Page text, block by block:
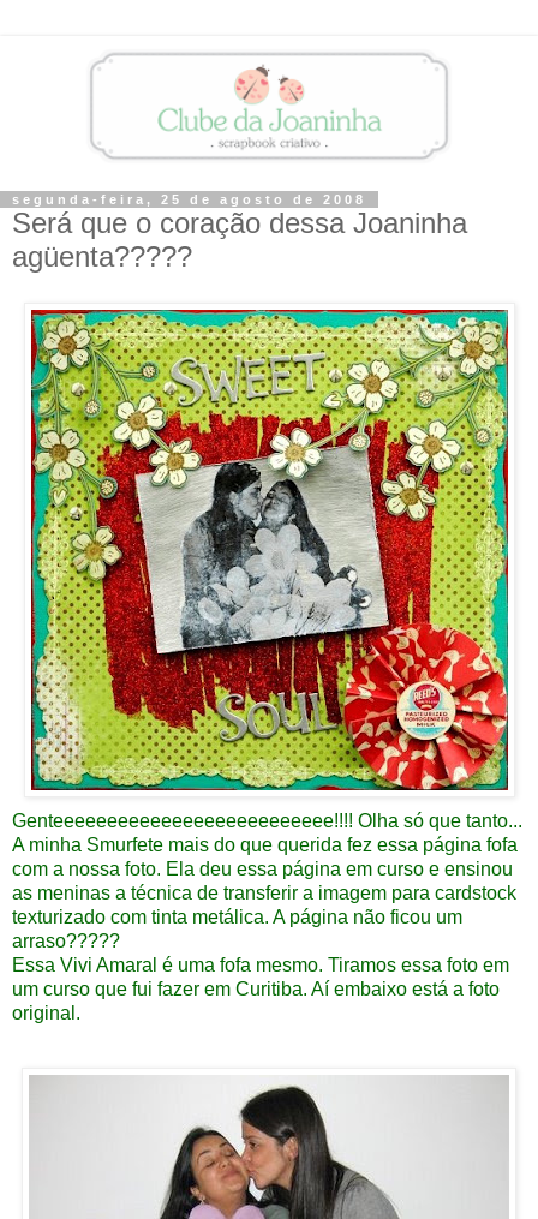
segunda-feira, 25 de agosto de 2008
Será que o coração dessa Joaninha
agüenta?????
Genteeeeeeeeeeeeeeeeeeeeeeeeee!!!! Olha só que tanto...
A minha Smurfete mais do que querida fez essa página fofa
com a nossa foto. Ela deu essa página em curso e ensinou
as meninas a técnica de transferir a imagem para cardstock
texturizado com tinta metálica. A página não ficou um
arraso?????
Essa Vivi Amaral é uma fofa mesmo. Tiramos essa foto em
um curso que fui fazer em Curitiba. Aí embaixo está a foto
original.